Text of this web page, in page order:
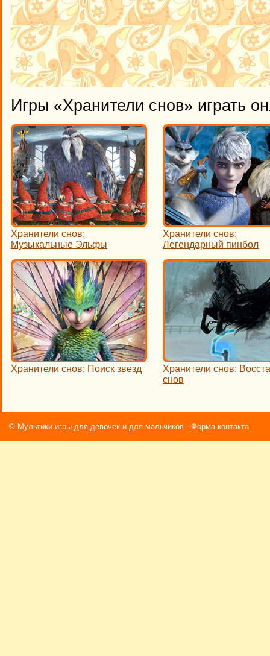
Игры «Хранители снов» играть
Хранители снов:
Музыкальные Эльфы
Хранители снов:
Легендарный пинбол
Хранители снов: Поиск звезд
Хранители снов:
снов
© Мультики игры для девочек и для мальчиков Форма контакта